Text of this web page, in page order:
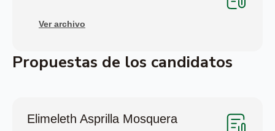
Ver archivo
Propuestas de los candidatos
Elimeleth Asprilla Mosquera